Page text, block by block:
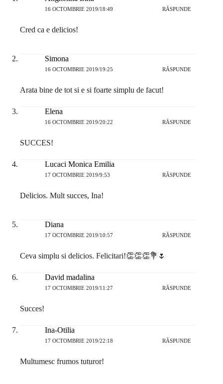
16 OCTOMBRIE 2019/18:49 RĂSPUNDE
Cred ca e delicios!
Simona
16 OCTOMBRIE 2019/19:25 RĂSPUNDE
Arata bine de tot si e si foarte simplu de facut!
Elena
16 OCTOMBRIE 2019/20:22 RĂSPUNDE
SUCCES!
Lucaci Monica Emilia
17 OCTOMBRIE 2019/9:53 RĂSPUNDE
Delicios. Mult succes, Ina!
Diana
17 OCTOMBRIE 2019/10:57 RĂSPUNDE
Ceva simplu si delicios. Felicitari!👏👏👏💐🌷
David madalina
17 OCTOMBRIE 2019/11:27 RĂSPUNDE
Succes!
Ina-Otilia
17 OCTOMBRIE 2019/22:18 RĂSPUNDE
Multumesc frumos tuturor!